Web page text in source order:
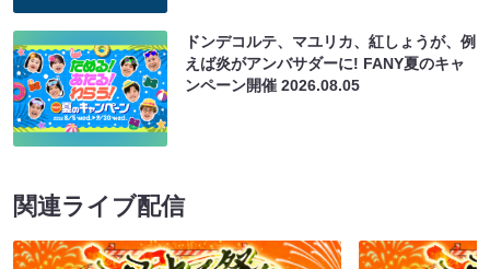
ドンデコルテ、マユリカ、紅しょうが、例
えば炎がアンバサダーに! FANY夏のキャ
ンペーン開催2026.08.05
関連ライブ配信